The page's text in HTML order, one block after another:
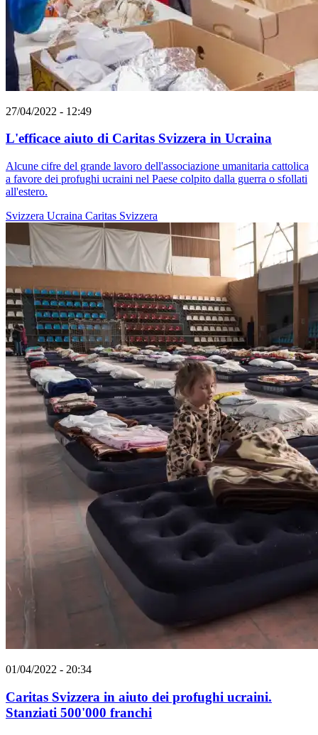
27/04/2022 - 12:49
L'efficace aiuto di Caritas Svizzera in Ucraina
Alcune cifre del grande lavoro dell'associazione umanitaria cattolica
a favore dei profughi ucraini nel Paese colpito dalla guerra o sfollati
all'estero.
Svizzera Ucraina Caritas Svizzera
01/04/2022 - 20:34
Caritas Svizzera in aiuto dei profughi ucraini.
Stanziati 500'000 franchi